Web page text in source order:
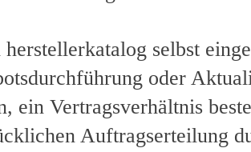
selbst
oder
ein Vertragsverhältnis
Auftragserteilung